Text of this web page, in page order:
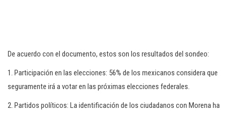
De acuerdo con el documento, estos son los resultados del sondeo:
1. Participación en las elecciones: 56% de los mexicanos considera que
seguramente irá a votar en las próximas elecciones federales.
2. Partidos políticos: La identificación de los ciudadanos con Morena ha